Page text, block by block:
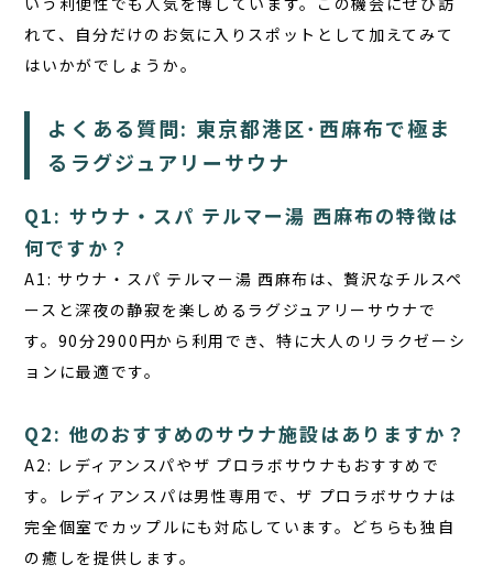
れて、自分だけのお気に入りスポットとして加えてみて
はいかがでしょうか。
よくある質問: 東京都港区･西麻布で極ま
るラグジュアリーサウナ
Q1: サウナ・スパ テルマー湯 西麻布の特徴は
何ですか？
A1: サウナ・スパ テルマー湯 西麻布は、贅沢なチルスペ
ースと深夜の静寂を楽しめるラグジュアリーサウナで
す。90分2900円から利用でき、特に大人のリラクゼーシ
ョンに最適です。
Q2: 他のおすすめのサウナ施設はありますか？
A2: レディアンスパやザ プロラボサウナもおすすめで
す。レディアンスパは男性専用で、ザ プロラボサウナは
完全個室でカップルにも対応しています。どちらも独自
の癒しを提供します。